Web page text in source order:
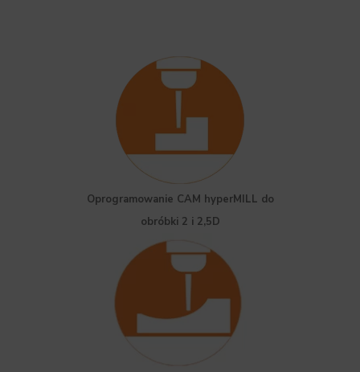
Oprogramowanie CAM hyperMILL do
obróbki 2 i 2,5D